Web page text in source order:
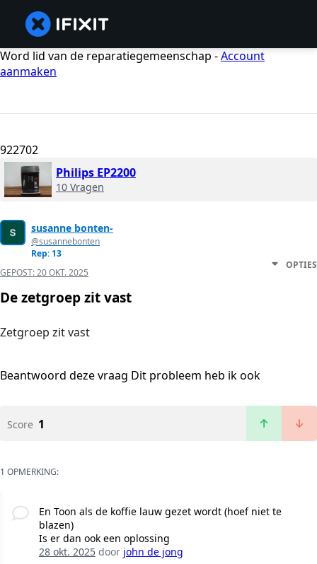
Word lid van de reparatiegemeenschap -Account
aanmaken
922702
Philips EP2200
10 Vragen
susanne bonten-
@susannebonten
Rep: 13
GEPOST:20 OKT. 2025
OPTIES
De zetgroep zit vast
Zetgroep zit vast
Beantwoord deze vraag Dit probleem heb ik ook
Score 1
1 OPMERKING:
En Toon als de koffie lauw gezet wordt (hoef niet te
blazen)
Is er dan ook een oplossing
28 okt. 2025door john de jong